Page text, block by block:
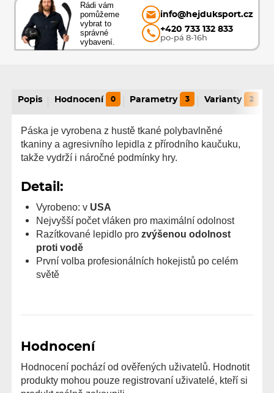
Rádi vám
pomůžeme
vybrat to
správné
vybavení.
info@hejduksport.cz
+420 733 132 833
po-pá 8-16h
Popis Hodnocení 0 Parametry 3 Varianty 2
Páska je vyrobena z hustě tkané polybavlněné
tkaniny a agresivního lepidla z přírodního kaučuku,
takže vydrží i náročné podmínky hry.
Detail:
Vyrobeno: v USA
Nejvyšší počet vláken pro maximální odolnost
Razítkované lepidlo pro zvýšenou odolnost
proti vodě
První volba profesionálních hokejistů po celém
světě
Hodnocení
Hodnocení pochází od ověřených uživatelů. Hodnotit
produkty mohou pouze registrovaní uživatelé, kteří si